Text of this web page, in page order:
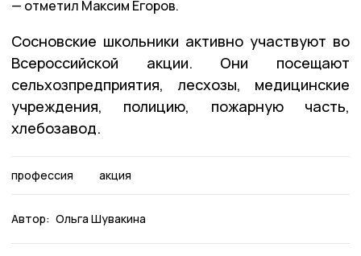
отметил Максим Егоров.
Сосновские школьники активно участвуют во
Всероссийской акции. Они посещают
сельхозпредприятия, лесхозы, медицинские
учреждения, полицию, пожарную часть,
хлебозавод.
профессия акция
Автор: Ольга Шувакина